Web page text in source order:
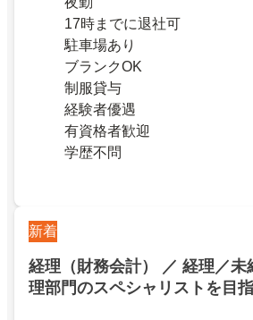
17時までに退社可
駐車場あり
ブランクOK
制服貸与
経験者優遇
有資格者歓迎
学歴不問
新着
経理（財務会計） ／ 経理／
理部門のスペシャリストを目